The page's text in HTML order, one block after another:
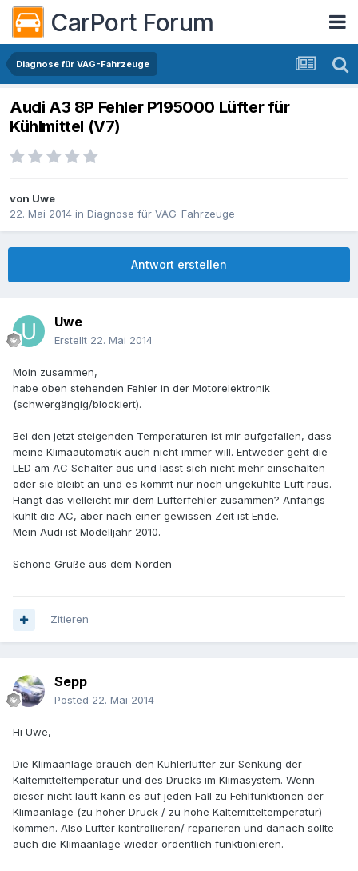
CarPort Forum
Diagnose für VAG-Fahrzeuge
Audi A3 8P Fehler P195000 Lüfter für
Kühlmittel (V7)
von Uwe
22. Mai 2014 in Diagnose für VAG-Fahrzeuge
Antwort erstellen
Uwe
Erstellt 22. Mai 2014
Moin zusammen,
habe oben stehenden Fehler in der Motorelektronik
(schwergängig/blockiert).
Bei den jetzt steigenden Temperaturen ist mir aufgefallen, dass
meine Klimaautomatik auch nicht immer will. Entweder geht die
LED am AC Schalter aus und lässt sich nicht mehr einschalten
oder sie bleibt an und es kommt nur noch ungekühlte Luft raus.
Hängt das vielleicht mir dem Lüfterfehler zusammen? Anfangs
kühlt die AC, aber nach einer gewissen Zeit ist Ende.
Mein Audi ist Modelljahr 2010.
Schöne Grüße aus dem Norden
Zitieren
Sepp
Posted 22. Mai 2014
Hi Uwe,
Die Klimaanlage brauch den Kühlerlüfter zur Senkung der
Kältemitteltemperatur und des Drucks im Klimasystem. Wenn
dieser nicht läuft kann es auf jeden Fall zu Fehlfunktionen der
Klimaanlage (zu hoher Druck / zu hohe Kältemitteltemperatur)
kommen. Also Lüfter kontrollieren/ reparieren und danach sollte
auch die Klimaanlage wieder ordentlich funktionieren.